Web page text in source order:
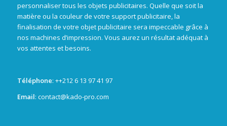
personnaliser tous les objets publicitaires. Quelle que soit la
matière ou la couleur de votre support publicitaire, la
finalisation de votre objet publicitaire sera impeccable grâce à
nos machines d’impression. Vous aurez un résultat adéquat à
vos attentes et besoins.
Téléphone: ++212 6 13 97 41 97
Email: contact@kado-pro.com